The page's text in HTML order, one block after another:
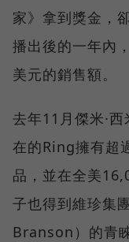
家》拿到獎金，
播出後的一年內
美元的銷售額。
去年11月傑米·
在的Ring擁有超
品，並在全美
子也得到維珍集
Branson）的青